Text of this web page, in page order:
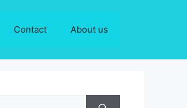
Contact About us